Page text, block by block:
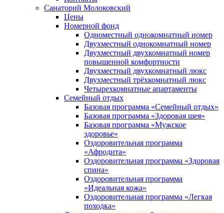
Санаторий Молоковский
Цены
Номерной фонд
Одноместный однокомнатный номер
Двухместный однокомнатный номер
Двухместный двухкомнатный номер
повышенной комфортности
Двухместный двухкомнатный люкс
Двухместный трёхкомнатный люкс
Четырехкомнатные апартаменты
Семейный отдых
Базовая программа «Семейный отдых»
Базовая программа «Здоровая шея»
Базовая программа «Мужское
здоровье»
Оздоровительная программа
«Афродита»
Оздоровительная программа «Здоровая
спина»
Оздоровительная программа
«Идеальная кожа»
Оздоровительная программа «Легкая
походка»